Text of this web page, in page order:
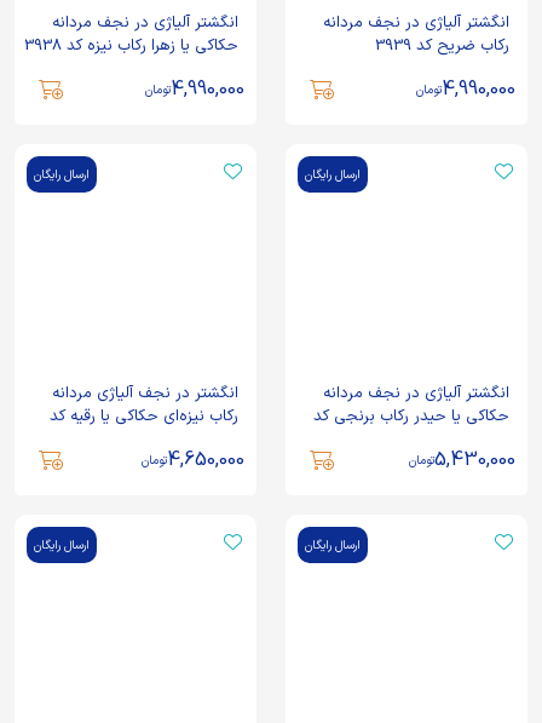
انگشتر آلیاژی در نجف مردانه
رکاب ضریح کد 3939
4,990,000تومان
انگشتر آلیاژی در نجف مردانه
حکاکی یا زهرا رکاب نیزه کد 3938
4,990,000تومان
ارسال رایگان
انگشتر آلیاژی در نجف مردانه
حکاکی یا حیدر رکاب برنجی کد
5,430,000تومان
ارسال رایگان
انگشتر در نجف آلیاژی مردانه
رکاب نیزه‌ای حکاکی یا رقیه کد
4,650,000تومان
ارسال رایگان ارسال رایگان